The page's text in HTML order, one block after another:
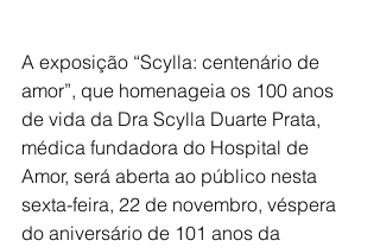
A exposição “Scylla: centenário de
amor”, que homenageia os 100 anos
de vida da Dra Scylla Duarte Prata,
médica fundadora do Hospital de
Amor, será aberta ao público nesta
sexta-feira, 22 de novembro, véspera
do aniversário de 101 anos da